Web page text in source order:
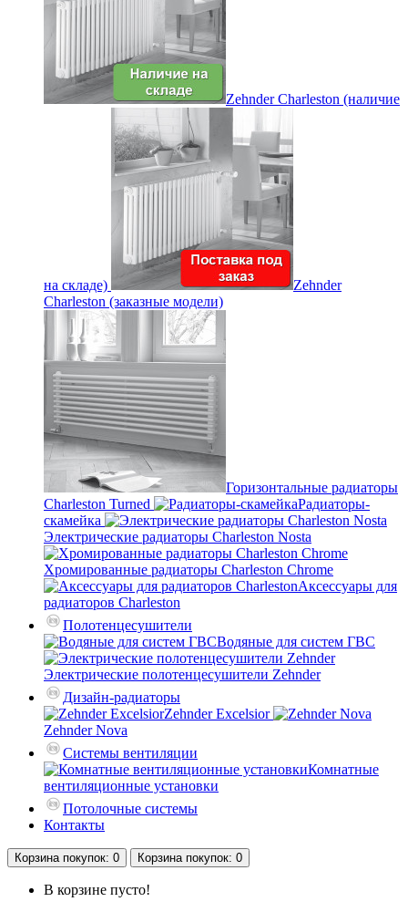
Zehnder Charleston (наличие
на складе)
Zehnder
Charleston (заказные модели)
Горизонтальные радиаторы
Charleston Turned
Радиаторы-
скамейка
Электрические радиаторы Charleston Nosta
Хромированные радиаторы Charleston Chrome
Аксессуары для
радиаторов Charleston
Полотенцесушители
Водяные для систем ГВС
Электрические полотенцесушители Zehnder
Дизайн-радиаторы
Zehnder Excelsior
Zehnder Nova
Системы вентиляции
Комнатные
вентиляционные установки
Потолочные системы
Контакты
Корзинапокупок: 0 Корзинапокупок: 0
В корзине пусто!